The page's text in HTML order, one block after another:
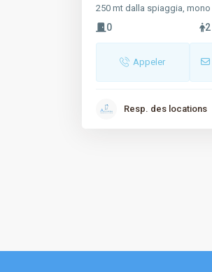
250 mt dalla spiaggia, mono
0 2
Appeler
Resp. des locations